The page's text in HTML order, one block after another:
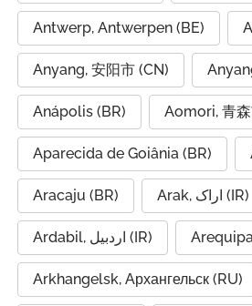
Antwerp, Antwerpen (BE)
Anyang, 安阳市 (CN)
Anápolis (BR) Aomori, 青
Aparecida de Goiânia (BR)
Aracaju (BR) Arak, اراک (IR)
Ardabil, اردبیل (IR)
Arkhangelsk, Архангельск (RU)